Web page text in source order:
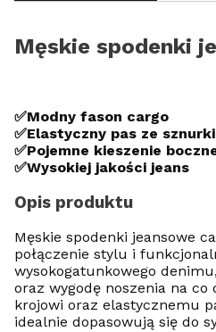
Męskie spodenki
✅Modny fason cargo
✅Elastyczny pas ze
✅Pojemne kieszenie
✅Wysokiej jakości jeans
Opis produktu
Męskie spodenki jeansowe
połączenie stylu i
wysokogatunkowego
oraz wygodę noszenia na
krojowi oraz elastycznemu
idealnie dopasowują się do